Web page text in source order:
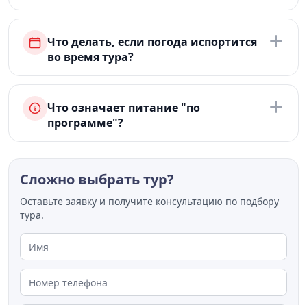
Что делать, если погода испортится
во время тура?
Что означает питание "по
программе"?
Сложно выбрать тур?
Оставьте заявку и получите консультацию по подбору
тура.